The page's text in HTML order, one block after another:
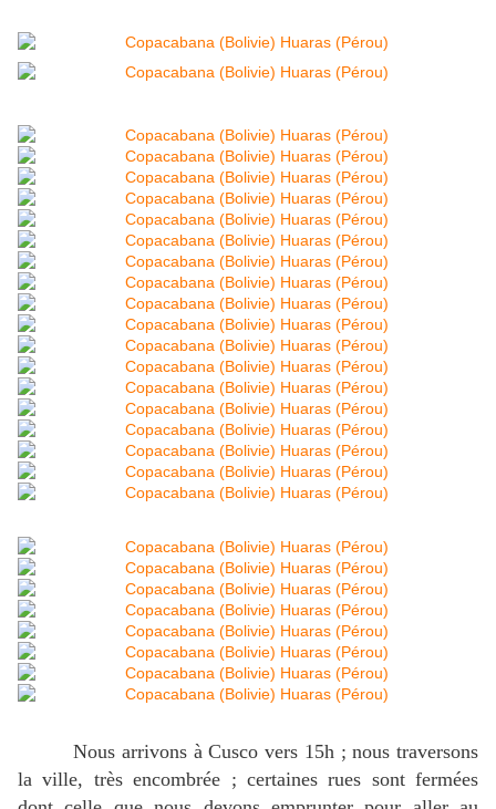
Nous arrivons à Cusco vers 15h ; nous traversons
la ville, très encombrée ; certaines rues sont fermées